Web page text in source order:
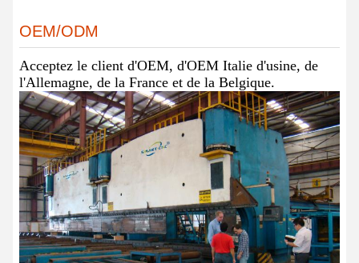
OEM/ODM
Acceptez le client d'OEM, d'OEM Italie d'usine, de
l'Allemagne, de la France et de la Belgique.